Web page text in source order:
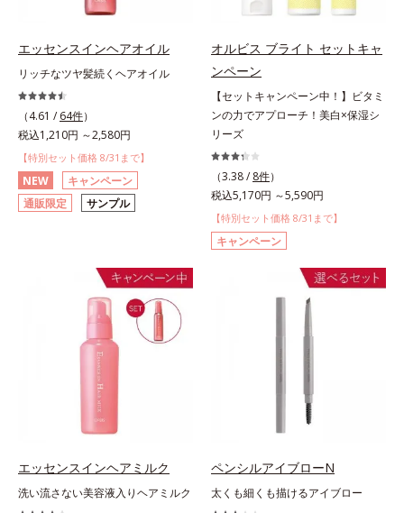
エッセンスインヘアオイル
リッチなツヤ髪続くヘアオイル
（4.61 / 64件）
税込1,210円 ～2,580円
【特別セット価格 8/31まで】
NEW
キャンペーン
通販限定
サンプル
オルビス ブライト セットキャ
ンペーン
【セットキャンペーン中！】ビタミ
ンの力でアプローチ！美白×保湿シ
リーズ
（3.38 / 8件）
税込5,170円 ～5,590円
【特別セット価格 8/31まで】
キャンペーン
エッセンスインヘアミルク
洗い流さない美容液入りヘアミルク
ペンシルアイブローN
太くも細くも描けるアイブロー